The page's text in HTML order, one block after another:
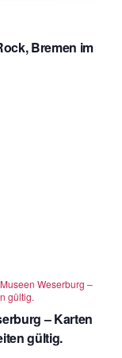
Bremen im
– Karten
gültig.
Weserburg –
gültig.